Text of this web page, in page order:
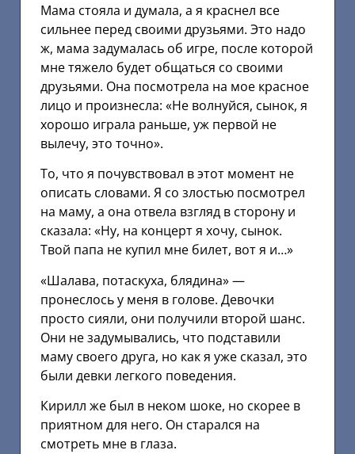
Мама стояла и думала, а я краснел все
сильнее перед своими друзьями. Это надо
ж, мама задумалась об игре, после которой
мне тяжело будет общаться со своими
друзьями. Она посмотрела на мое красное
лицо и произнесла: «Не волнуйся, сынок, я
хорошо играла раньше, уж первой не
вылечу, это точно».
То, что я почувствовал в этот момент не
описать словами. Я со злостью посмотрел
на маму, а она отвела взгляд в сторону и
сказала: «Ну, на концерт я хочу, сынок.
Твой папа не купил мне билет, вот я и…»
«Шалава, потаскуха, блядина» —
пронеслось у меня в голове. Девочки
просто сияли, они получили второй шанс.
Они не задумывались, что подставили
маму своего друга, но как я уже сказал, это
были девки легкого поведения.
Кирилл же был в неком шоке, но скорее в
приятном для него. Он старался на
смотреть мне в глаза.